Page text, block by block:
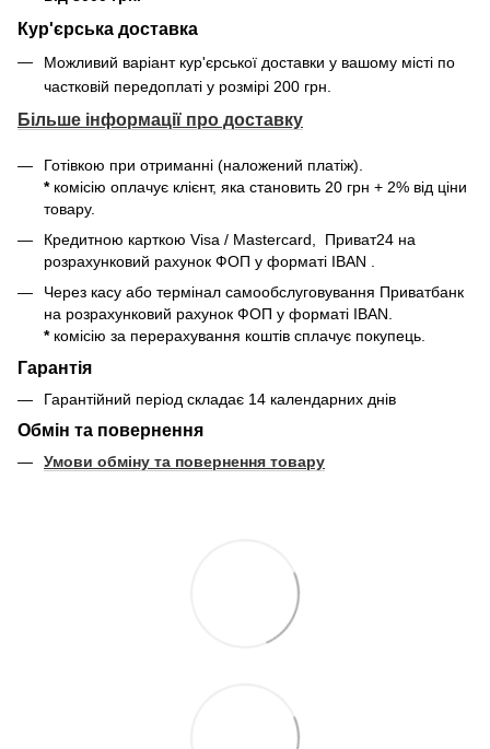
Кур'єрська доставка
Можливий варіант кур'єрської доставки у вашому місті по
частковій передоплаті у розмірі 200 грн.
Більше інформації про доставку
Готівкою при отриманні (наложений платіж).
* комісію оплачує клієнт, яка становить 20 грн + 2% від ціни
товару.
Кредитною карткою Visa / Mastercard, Приват24 на
розрахунковий рахунок ФОП у форматі IBAN
Через касу або термінал самообслуговування Приватбанк
на розрахунковий рахунок ФОП у форматі IBAN.
* комісію за перерахування коштів сплачує покупець.
Гарантія
Гарантійний період складає 14 календарних днів
Обмін та повернення
Умови обміну та повернення товару